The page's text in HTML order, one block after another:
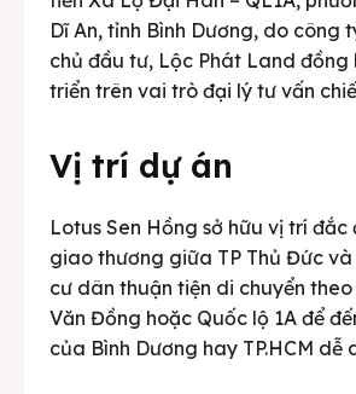
Dĩ An, tỉnh Bình Dương, do công
chủ đầu tư, Lộc Phát Land đồng
triển trên vai trò đại lý tư vấn
Vị trí dự án
Lotus Sen Hồng sở hữu vị trí
giao thương giữa TP Thủ Đức và
cư dân thuận tiện di chuyển
Văn Đồng hoặc Quốc lộ 1A để
của Bình Dương hay TP.HCM dễ